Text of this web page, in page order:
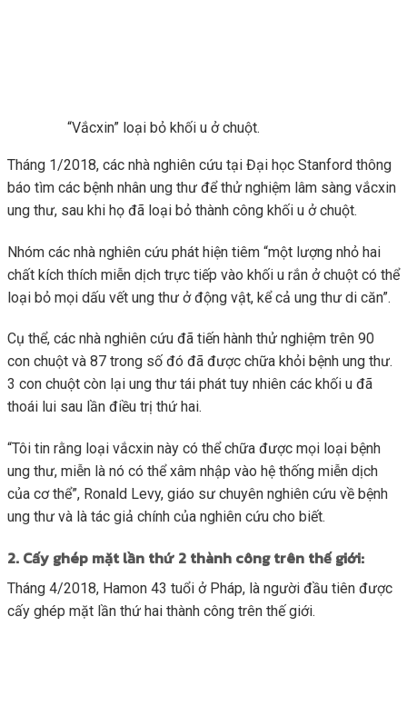
“Vắcxin” loại bỏ khối u ở chuột.
Tháng 1/2018, các nhà nghiên cứu tại Đại học Stanford thông
báo tìm các bệnh nhân ung thư để thử nghiệm lâm sàng vắcxin
ung thư, sau khi họ đã loại bỏ thành công khối u ở chuột.
Nhóm các nhà nghiên cứu phát hiện tiêm “một lượng nhỏ hai
chất kích thích miễn dịch trực tiếp vào khối u rắn ở chuột có thể
loại bỏ mọi dấu vết ung thư ở động vật, kể cả ung thư di căn”.
Cụ thể, các nhà nghiên cứu đã tiến hành thử nghiệm trên 90
con chuột và 87 trong số đó đã được chữa khỏi bệnh ung thư.
3 con chuột còn lại ung thư tái phát tuy nhiên các khối u đã
thoái lui sau lần điều trị thứ hai.
“Tôi tin rằng loại vắcxin này có thể chữa được mọi loại bệnh
ung thư, miễn là nó có thể xâm nhập vào hệ thống miễn dịch
của cơ thể”, Ronald Levy, giáo sư chuyên nghiên cứu về bệnh
ung thư và là tác giả chính của nghiên cứu cho biết.
2. Cấy ghép mặt lần thứ 2 thành công trên thế giới:
Tháng 4/2018, Hamon 43 tuổi ở Pháp, là người đầu tiên được
cấy ghép mặt lần thứ hai thành công trên thế giới.